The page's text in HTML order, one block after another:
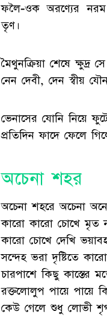
ফলৈ-ওক অরণ্যের নরম
তৃণ।
মৈথুনক্রিয়া শেষে ক্ষুদ্র
নেন দেবী, দেন স্বীয়
ভেনাসের যোনি নিয়ে
প্রতিদিন ফাদে ফেলে
অচেনা শহর
অচেনা শহরে অচেনা
কারো কারো চোখে মৃত
কারো চোখে দেখি
সন্দেহ ভরা দৃষ্টিতে
চারপাশে কিছু কাস্তের
রক্তলোলুপ পায়ে পায়ে
কেউ গেলে শুধু লোভী